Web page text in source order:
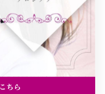
交感神経を優位にし、自
、就寝前に耳つぼを刺
寝入りがスムーズにな
頼らず、穏やかな夜時
つぼは心強いサポートと
ちら